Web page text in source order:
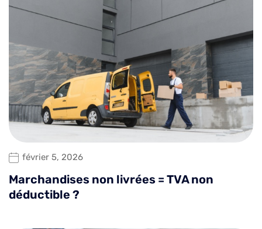
février 5, 2026
Marchandises non livrées = TVA non
déductible ?